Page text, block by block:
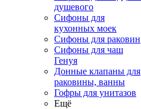
душевого
Сифоны для
кухонных моек
Сифоны для раковин
Сифоны для чаш
Генуя
Донные клапаны для
раковины, ванны
Гофры для унитазов
Ещё